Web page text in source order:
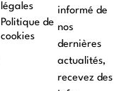
légales
Politique de
cookies
informé de
nos
dernières
actualités,
recevez des